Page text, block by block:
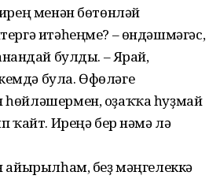
менән бөтөнләй
итәһеңме? – өндәшмәгәс,
булды. – Ярай,
була. Өфөләге
оҙаҡҡа һуҙмай
ҡайт. Иреңә бер нәмә лә
айырылһам, беҙ мәңгелеккә